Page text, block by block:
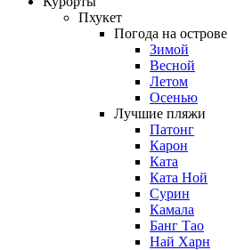
Пхукет
Погода на острове
Зимой
Весной
Летом
Осенью
Лучшие пляжи
Патонг
Карон
Ката
Ката Ной
Сурин
Камала
Банг Тао
Най Харн